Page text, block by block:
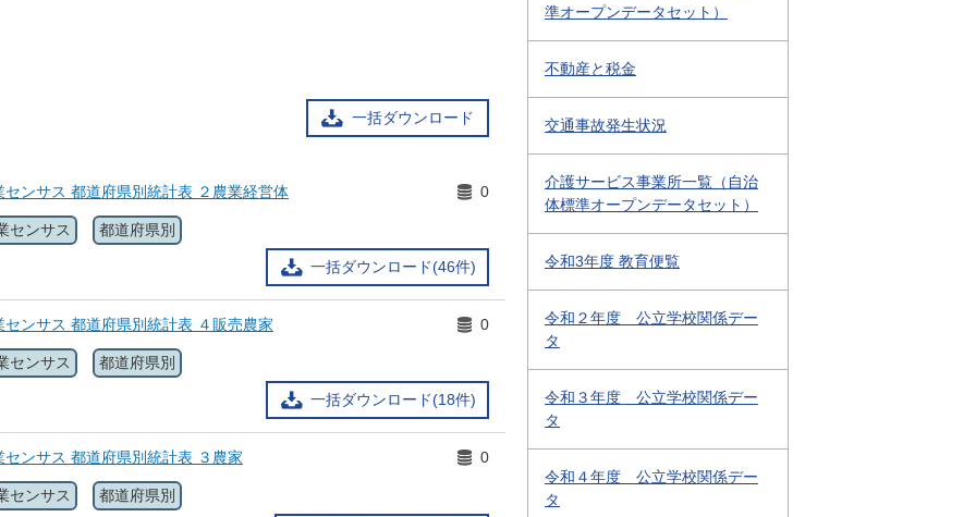
一括ダウンロード
センサス 都道府県別統計表 ２農業経営体
一括ダウンロード(46件)
0
センサス 都道府県別
センサス 都道府県別統計表 ４販売農家
一括ダウンロード(18件)
0
センサス 都道府県別
センサス 都道府県別統計表 ３農家 0
センサス 都道府県別
準オープンデータセット）
不動産と税金
交通事故発生状況
介護サービス事業所一覧（自治
体標準オープンデータセット）
令和3年度 教育便覧
令和２年度 公立学校関係デー
タ
令和３年度 公立学校関係デー
タ
令和４年度 公立学校関係デー
タ